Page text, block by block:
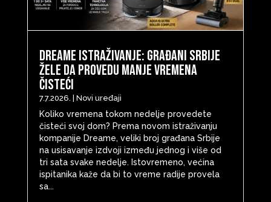
Dreame istraživanje: Građani Srbije
žele da provedu manje vremena
čisteći
7.7.2026. Novi uređaji
Koliko vremena tokom nedelje provedete
čisteći svoj dom? Prema novom istraživanju
kompanije Dreame, veliki broj građana Srbije
na usisavanje izdvoji između jednog i više od
tri sata svake nedelje. Istovremeno, većina
ispitanika kaže da bi to vreme radije provela
sa...